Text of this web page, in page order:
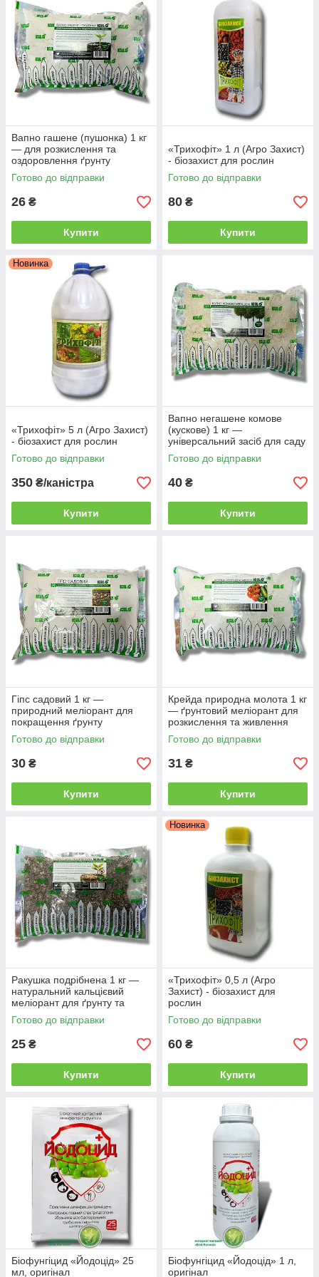
Вапно гашене (пушонка) 1 кг
— для розкислення та
оздоровлення ґрунту
Готово до відправки
26 ₴
Купити
«Трихофіт» 1 л (Агро Захист)
- біозахист для рослин
Готово до відправки
80 ₴
Купити
Новинка
«Трихофіт» 5 л (Агро Захист)
- біозахист для рослин
Готово до відправки
350 ₴/каністра
Купити
Вапно негашене комове
(кускове) 1 кг —
універсальний засіб для саду
та будівництва
Готово до відправки
40 ₴
Купити
Гіпс садовий 1 кг —
природний меліорант для
покращення ґрунту
Готово до відправки
30 ₴
Купити
Крейда природна молота 1 кг
— ґрунтовий меліорант для
розкислення та живлення
ґрунту
Готово до відправки
31 ₴
Купити
Ракушка подрібнена 1 кг —
натуральний кальцієвий
меліорант для ґрунту та
рослин
Готово до відправки
25 ₴
Купити
Новинка
«Трихофіт» 0,5 л (Агро
Захист) - біозахист для
рослин
Готово до відправки
60 ₴
Купити
Біофунгіцид «Йодоцід» 25
мл, оригінал
Біофунгіцид «Йодоцід» 1 л,
оригінал